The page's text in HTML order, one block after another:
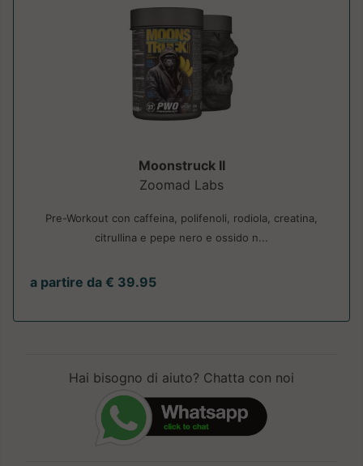
Moonstruck II
Zoomad Labs
Pre-Workout con caffeina, polifenoli, rodiola, creatina,
citrullina e pepe nero e ossido n...
a partire da € 39.95
Hai bisogno di aiuto? Chatta con noi